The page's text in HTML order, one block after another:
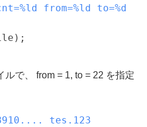
from=%ld to=%d
で、 from = 1, to = 22 を指定
....
tes.123